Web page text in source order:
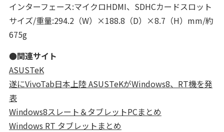
インターフェース:マイクロHDMI、SDHCカードスロット
サイズ/重量:294.2（W）×188.8（D）×8.7（H）mm/約
675g
●関連サイト
ASUSTeK
遂にVivoTab日本上陸 ASUSTeKがWindows8、RT機を発
表
Windows8スレート＆タブレットPCまとめ
Windows RT タブレットまとめ